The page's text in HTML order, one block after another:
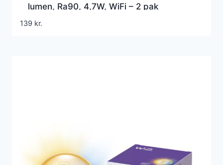
lumen, Ra90, 4,7W, WiFi – 2 pak
139 kr.